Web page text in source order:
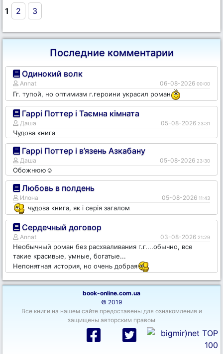
1 2 3
Последние комментарии
Одинокий волк
Annat 06-08-2026 00:00
Гг. тупой, но оптимизм г.героини украсил роман
Гаррі Поттер і Таємна кімната
Даша 05-08-2026 23:31
Чудова книга
Гаррі Поттер і в’язень Азкабану
Даша 05-08-2026 23:30
Обожнюю☺️
Любовь в полдень
Илона 05-08-2026 11:43
чудова книга, як і серія загалом
Сердечный договор
Annat 03-08-2026 21:29
Необычный роман без расхваливания г.г....обычно, все
такие красивые, умные, богатые...
Непонятная история, но очень добрая
book-online.com.ua
© 2019
Все книги на нашем сайте предоставены для ознакомления и
защищены авторским правом